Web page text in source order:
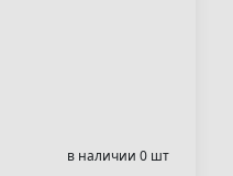
в наличии 0 шт